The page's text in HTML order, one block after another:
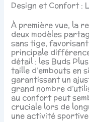
Design et Confort :
À première vue, la
deux modèles
sans tige,
principale
détail : les Buds
taille d’embouts en
garantissant un
grand nombre
au confort peut
cruciale lors de
une activité